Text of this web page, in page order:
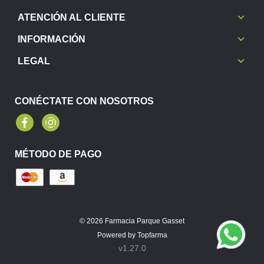
ATENCIÓN AL CLIENTE
INFORMACIÓN
LEGAL
CONÉCTATE CON NOSOTROS
FacebookInstagram
MÉTODO DE PAGO
© 2026 Farmacia Parque Gasset
Powered by Topfarma
v1.27.0